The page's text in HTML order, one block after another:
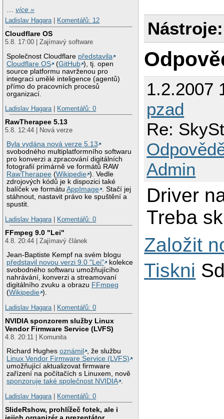
…více »
Ladislav Hagara| Komentářů: 12
Cloudflare OS
5.8. 17:00 | Zajímavý software
Společnost Cloudflare představila
Cloudflare OS
(GitHub ), tj. open
source platformu navrženou pro
integraci umělé inteligence (agentů)
přímo do pracovních procesů
organizací.
Ladislav Hagara| Komentářů: 0
RawTherapee 5.13
5.8. 12:44 | Nová verze
Byla vydána nová verze 5.13
svobodného multiplatformního softwaru
pro konverzi a zpracování digitálních
fotografií primárně ve formátů RAW
RawTherapee (Wikipedie ). Vedle
zdrojových kódů je k dispozici také
balíček ve formátuAppImage . Stačí jej
stáhnout, nastavit právo ke spuštění a
spustit.
Ladislav Hagara| Komentářů: 0
FFmpeg 9.0 "Lei"
4.8. 20:44 | Zajímavý článek
Jean-Baptiste Kempf na svém blogu
představil novou verzi 9.0 "Lei"
kolekce
svobodného softwaru umožňujícího
nahrávání, konverzi a streamovaní
digitálního zvuku a obrazu FFmpeg
(Wikipedie ).
Ladislav Hagara| Komentářů: 0
NVIDIA sponzorem služby Linux
Vendor Firmware Service (LVFS)
4.8. 20:11 | Komunita
Richard Hughesoznámil
, že službu
Linux Vendor Firmware Service (LVFS)
umožňující aktualizovat firmware
zařízení na počítačích s Linuxem, nově
sponzoruje také společnost NVIDIA .
Ladislav Hagara| Komentářů: 0
SlideRshow, prohlížeč fotek, ale i
jejich organizér a prezentátor
Nástroje:
1.2.2007
pzad
Re:
Admin
Driver
Treba
Založit
Tiskni